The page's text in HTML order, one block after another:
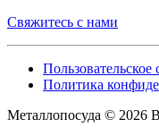
Свяжитесь с нами
Пользовательское
Политика
Металлопосуда © 2026